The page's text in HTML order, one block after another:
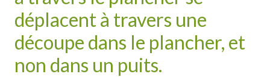
déplacent à travers une
découpe dans le plancher, et
non dans un puits.